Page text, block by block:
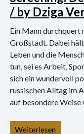
Ausstellungen
Film
Hörspiel
Konzert
/ by Dziga
Ein Mann durchquert
Großstadt. Dabei hält
Leben und die
tun, sei es Arbeit,
sich ein wundervoll
russischen Alltag im
auf besondere
Weiterlesen